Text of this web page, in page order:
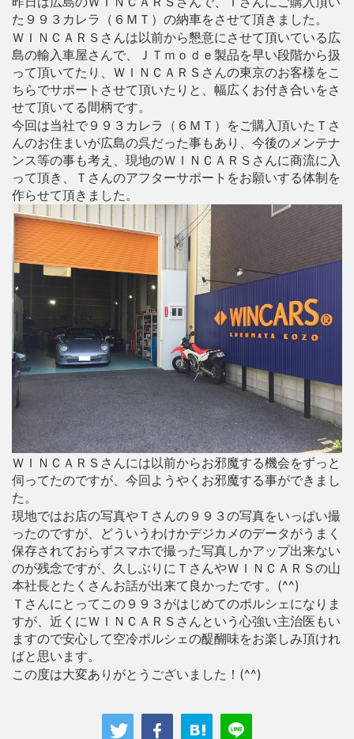
た９９３カレラ（６ＭＴ）の納車をさせて頂きました。
ＷＩＮＣＡＲＳさんは以前から懇意にさせて頂いている広
島の輸入車屋さんで、ＪＴｍｏｄｅ製品を早い段階から扱
って頂いてたり、ＷＩＮＣＡＲＳさんの東京のお客様をこ
ちらでサポートさせて頂いたりと、幅広くお付き合いをさ
せて頂いてる間柄です。
今回は当社で９９３カレラ（６ＭＴ）をご購入頂いたＴさ
んのお住まいが広島の呉だった事もあり、今後のメンテナ
ンス等の事も考え、現地のＷＩＮＣＡＲＳさんに商流に入
って頂き、Ｔさんのアフターサポートをお願いする体制を
作らせて頂きました。
ＷＩＮＣＡＲＳさんには以前からお邪魔する機会をずっと
伺ってたのですが、今回ようやくお邪魔する事ができまし
た。
現地ではお店の写真やＴさんの９９３の写真をいっぱい撮
ったのですが、どういうわけかデジカメのデータがうまく
保存されておらずスマホで撮った写真しかアップ出来ない
のが残念ですが、久しぶりにＴさんやＷＩＮＣＡＲＳの山
本社長とたくさんお話が出来て良かったです。(^^)
Ｔさんにとってこの９９３がはじめてのポルシェになりま
すが、近くにＷＩＮＣＡＲＳさんという心強い主治医もい
ますので安心して空冷ポルシェの醍醐味をお楽しみ頂けれ
ばと思います。
この度は大変ありがとうございました！(^^)